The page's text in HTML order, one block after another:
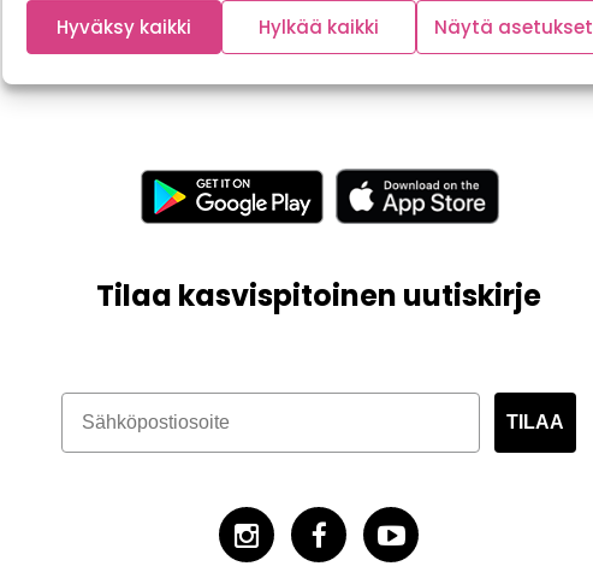
Hyväksy kaikki Hylkää kaikki Näytä asetukset
Tilaa kasvispitoinen uutiskirje
TILAA